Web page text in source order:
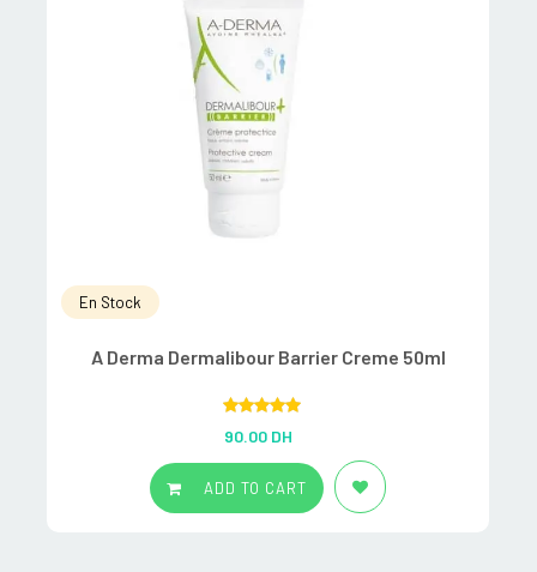
En Stock
A Derma Dermalibour Barrier Creme 50ml
out of 5
90.00 DH
ADD TO CART